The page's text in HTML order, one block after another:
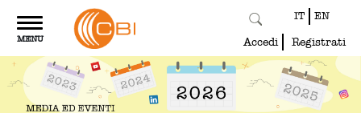
Toggle
navigation
MENU
IT EN
Accedi Registrati